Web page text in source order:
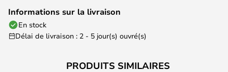
Informations sur la livraison
En stock
Délai de livraison : 2 - 5 jour(s) ouvré(s)
PRODUITS SIMILAIRES